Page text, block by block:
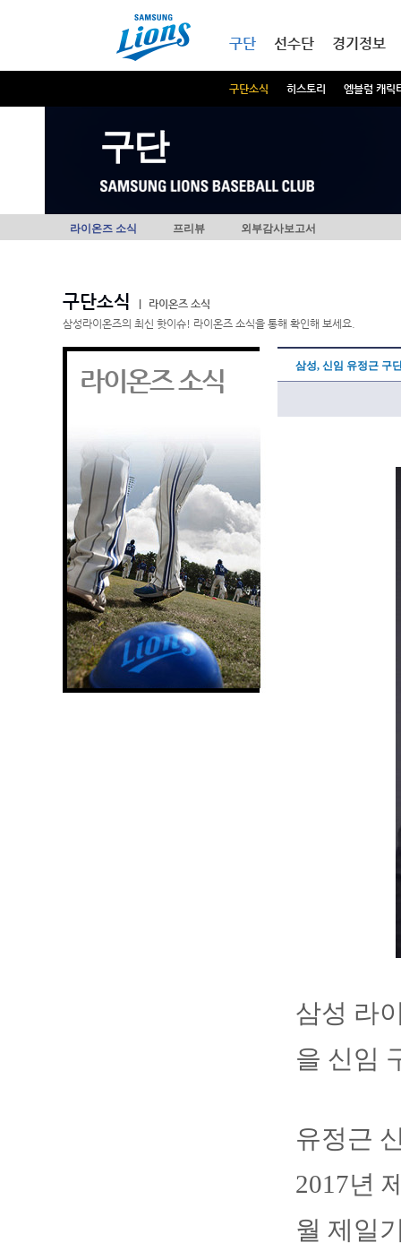
구단
구단소식 히스토리 엠블럼 캐릭
선수단 경기정보
구단
라이온즈 소식 프리뷰 외부감사보고서
구단소식
라이온즈 소식
삼성라이온즈의 최신 핫이슈! 라이온즈 소식을 통해 확인해 보세요.
라이온즈 소식 삼성, 신임 유정근 구
삼성 라
을 신임
유정근
2017년
월 제일